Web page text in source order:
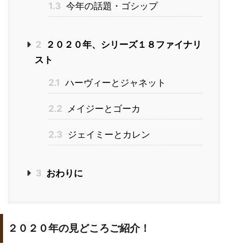
1.3 今年の話題・ゴシップ
2
２０２０年、シリーズ１８ファイナリ
スト
2.1 ハーヴィーとジャネット
2.2 メイジーとゴーカ
2.3 ジェイミーとカレン
3 おわりに
２０２０年の見どころご紹介！